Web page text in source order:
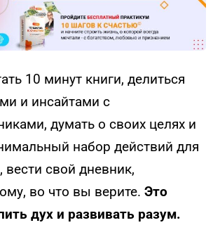
10 минут книги, делиться
и инсайтами с
думать о своих целях и
набор действий для
вести свой дневник,
во что вы верите. Это
дух и развивать разум.